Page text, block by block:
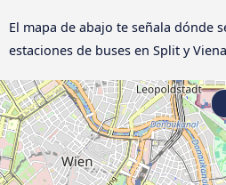
El mapa de abajo te señala dónde
estaciones de buses en Split y